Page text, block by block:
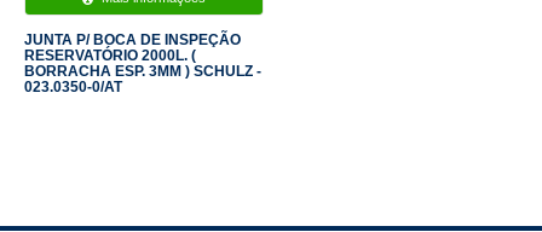
JUNTA P/ BOCA DE INSPEÇÃO
RESERVATÓRIO 2000L. (
BORRACHA ESP. 3MM ) SCHULZ -
023.0350-0/AT